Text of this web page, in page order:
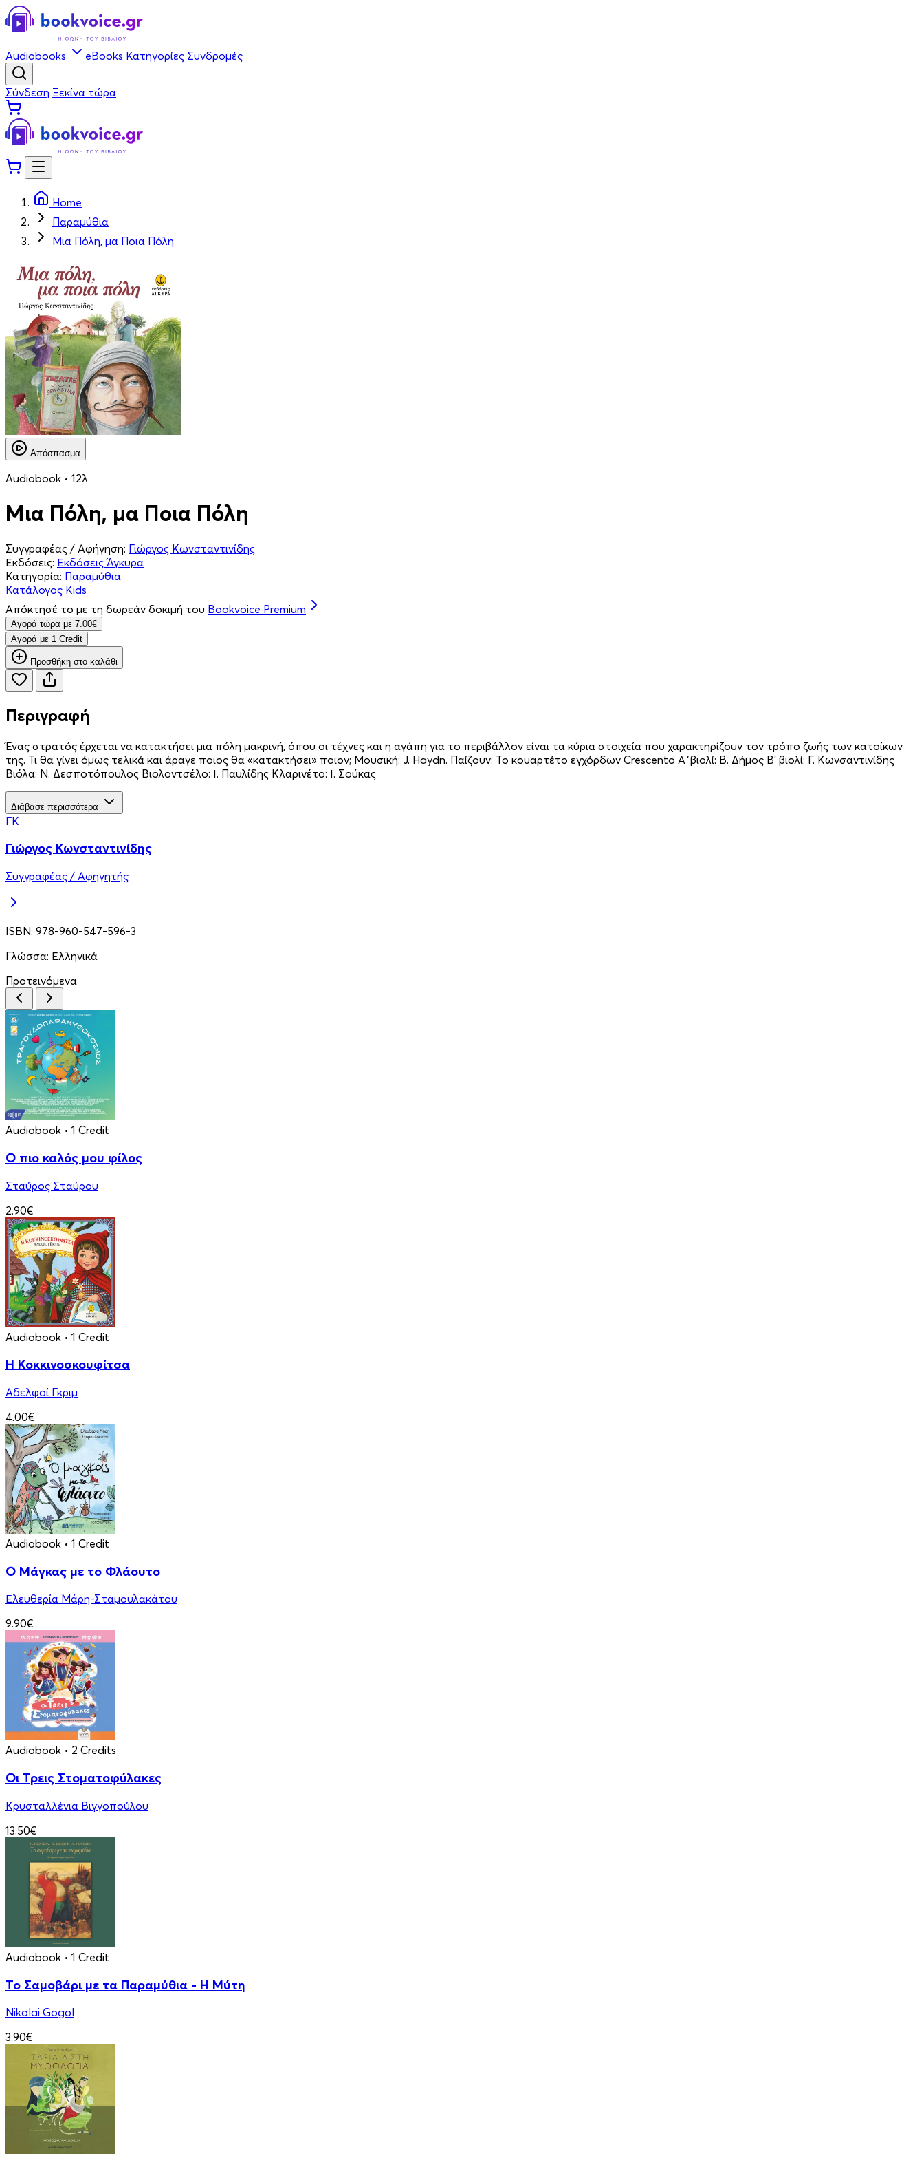
Audiobooks eBooks Κατηγορίες Συνδρομές
Σύνδεση Ξεκίνα τώρα
Home
Παραμύθια
Μια Πόλη, μα Ποια Πόλη
Απόσπασμα
Audiobook • 12λ
Μια Πόλη, μα Ποια Πόλη
Συγγραφέας / Αφήγηση: Γιώργος Κωνσταντινίδης
Εκδόσεις: Εκδόσεις Άγκυρα
Κατηγορία: Παραμύθια
Κατάλογος Kids
Απόκτησέ το με τη δωρεάν δοκιμή του Bookvoice Premium
Aγορά τώρα με 7.00€
Aγορά με 1 Credit
Προσθήκη στο καλάθι
Περιγραφή
Ένας στρατός έρχεται να κατακτήσει μια πόλη μακρινή, όπου οι τέχνες και η αγάπη για το περιβάλλον είναι τα κύρια στοιχεία που χαρακτηρίζουν τον τρόπο ζωής των κατοίκων
της. Τι θα γίνει όμως τελικά και άραγε ποιος θα «κατακτήσει» ποιον; Μουσική: J. Haydn. Παίζουν: Το κουαρτέτο εγχόρδων Crescento Α΄βιολί: Β. Δήμος Β' βιολί: Γ. Κωνσαντινίδης
Βιόλα: Ν. Δεσποτόπουλος Βιολοντσέλο: Ι. Παυλίδης Κλαρινέτο: Ι. Σούκας
Διάβασε περισσότερα
ΓΚ
Γιώργος Κωνσταντινίδης
Συγγραφέας / Αφηγητής
ISBN: 978-960-547-596-3
Γλώσσα: Ελληνικά
Προτεινόμενα
Audiobook • 1 Credit
Ο πιο καλός μου φίλος
Σταύρος Σταύρου
2.90€
Audiobook • 1 Credit
Η Κοκκινοσκουφίτσα
Αδελφοί Γκριμ
4.00€
Audiobook • 1 Credit
Ο Μάγκας με το Φλάουτο
Ελευθερία Μάρη-Σταμουλακάτου
9.90€
Audiobook • 2 Credits
Οι Τρεις Στοματοφύλακες
Κρυσταλλένια Βιγγοπούλου
13.50€
Audiobook • 1 Credit
Το Σαμοβάρι με τα Παραμύθια - Η Μύτη
Nikolai Gogol
3.90€